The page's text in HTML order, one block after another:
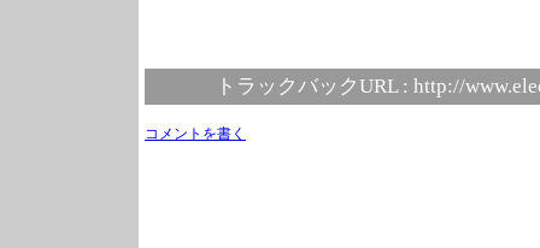
トラックバックURL : http://
コメントを書く